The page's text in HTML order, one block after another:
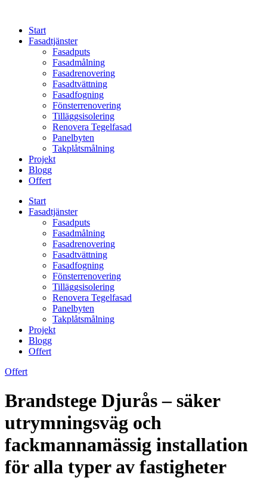
contentStart
Fasadtjänster
Fasadputs
Fasadmålning
Fasadrenovering
Fasadtvättning
Fasadfogning
Fönsterrenovering
Tilläggsisolering
Renovera Tegelfasad
Panelbyten
Takplåtsmålning
Projekt
Blogg
Offert
Start
Fasadtjänster
Fasadputs
Fasadmålning
Fasadrenovering
Fasadtvättning
Fasadfogning
Fönsterrenovering
Tilläggsisolering
Renovera Tegelfasad
Panelbyten
Takplåtsmålning
Projekt
Blogg
Offert
Offert
Brandstege Djurås – säker
utrymningsväg och
fackmannamässig installation
för alla typer av fastigheter